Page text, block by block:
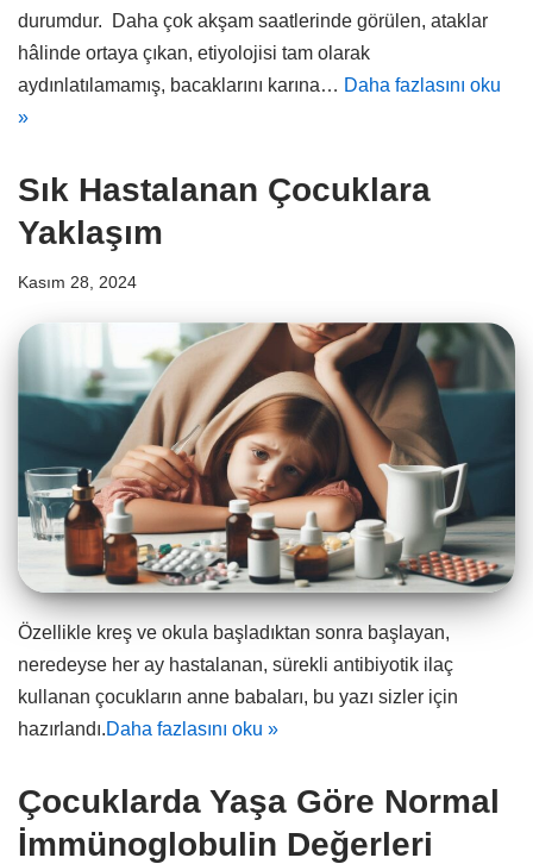
durumdur. Daha çok akşam saatlerinde görülen, ataklar
hâlinde ortaya çıkan, etiyolojisi tam olarak
aydınlatılamamış, bacaklarını karına… Daha fazlasını oku
»
Sık Hastalanan Çocuklara
Yaklaşım
Kasım 28, 2024
Özellikle kreş ve okula başladıktan sonra başlayan,
neredeyse her ay hastalanan, sürekli antibiyotik ilaç
kullanan çocukların anne babaları, bu yazı sizler için
hazırlandı.Daha fazlasını oku »
Çocuklarda Yaşa Göre Normal
İmmünoglobulin Değerleri